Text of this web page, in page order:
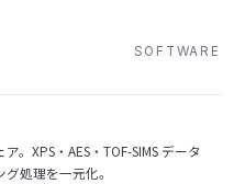
SOFTWARE
。XPS・AES・TOF-SIMS データ
処理を一元化。